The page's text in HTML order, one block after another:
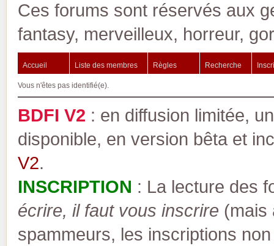
Ces forums sont réservés aux
fantasy, merveilleux, horreur,
Accueil Liste des membres Règles Recherche
Vous n'êtes pas identifié(e).
BDFI V2 : en diffusion limitée,
disponible, en version bêta et
V2.
INSCRIPTION : La lecture des
écrire, il faut vous inscrire (mais
spammeurs, les inscriptions